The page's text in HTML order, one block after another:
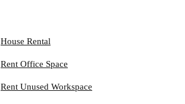
House Rental
Rent Office Space
Rent Unused Workspace